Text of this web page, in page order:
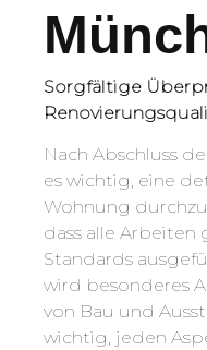
Sorgfältige
Nach Abschluss
es wichtig, eine
Wohnung
dass alle
Standards
wird besonderes
von Bau und
wichtig, jeden